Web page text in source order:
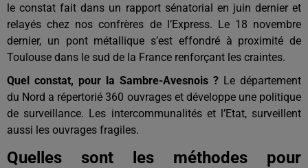
le constat fait dans un rapport sénatorial en juin dernier et
relayés chez nos confrères de l’Express. Le 18 novembre
dernier, un pont métallique s’est effondré à proximité de
Toulouse dans le sud de la France renforçant les craintes.
Quel constat, pour la Sambre-Avesnois ? Le département
du Nord a répertorié 360 ouvrages et développe une politique
de surveillance. Les intercommunalités et l’Etat, surveillent
aussi les ouvrages fragiles.
Quelles sont les méthodes pour